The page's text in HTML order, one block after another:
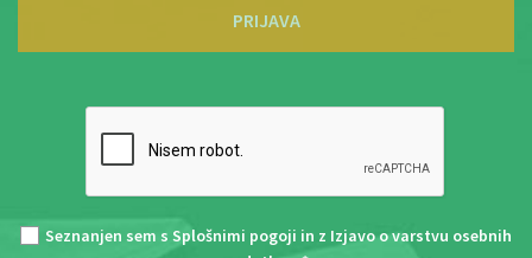
PRIJAVA
Seznanjen sem s Splošnimi pogoji in z Izjavo o varstvu osebnih